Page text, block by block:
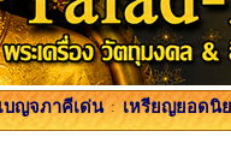
บญจภาคีเด่น : เหรียญยอดนิ